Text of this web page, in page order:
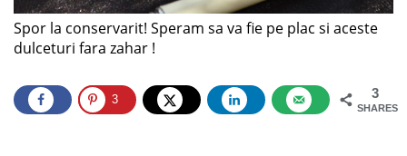
Spor la conservarit! Speram sa va fie pe plac si aceste
dulceturi fara zahar !
3
SHARES
3